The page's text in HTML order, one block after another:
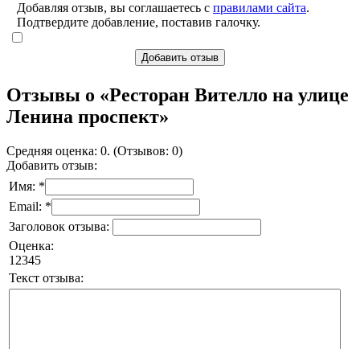
Добавляя отзыв, вы соглашаетесь с правилами сайта.
Подтвердите добавление, поставив галочку.
Добавить отзыв
Отзывы о «Ресторан Вителло на улице
Ленина проспект»
Средняя оценка: 0. (Отзывов: 0)
Добавить отзыв:
Имя: *
Email: *
Заголовок отзыва:
Оценка:
1 2345
Текст отзыва: